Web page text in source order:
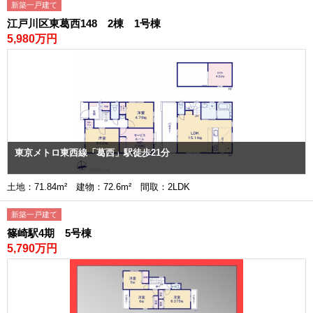
新築一戸建て
江戸川区東葛西148 2棟 1号棟
5,980万円
東京メトロ東西線「葛西」駅徒歩21分
土地：71.84m² 建物：72.6m² 間取：2LDK
新築一戸建て
篠崎駅4期 5号棟
5,790万円